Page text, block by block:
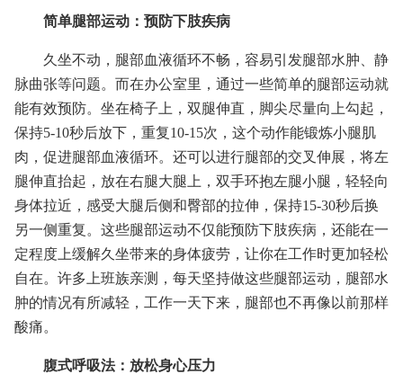
简单腿部运动：预防下肢疾病
久坐不动，腿部血液循环不畅，容易引发腿部水肿、静
脉曲张等问题。而在办公室里，通过一些简单的腿部运动就
能有效预防。坐在椅子上，双腿伸直，脚尖尽量向上勾起，
保持5-10秒后放下，重复10-15次，这个动作能锻炼小腿肌
肉，促进腿部血液循环。还可以进行腿部的交叉伸展，将左
腿伸直抬起，放在右腿大腿上，双手环抱左腿小腿，轻轻向
身体拉近，感受大腿后侧和臀部的拉伸，保持15-30秒后换
另一侧重复。这些腿部运动不仅能预防下肢疾病，还能在一
定程度上缓解久坐带来的身体疲劳，让你在工作时更加轻松
自在。许多上班族亲测，每天坚持做这些腿部运动，腿部水
肿的情况有所减轻，工作一天下来，腿部也不再像以前那样
酸痛。
腹式呼吸法：放松身心压力